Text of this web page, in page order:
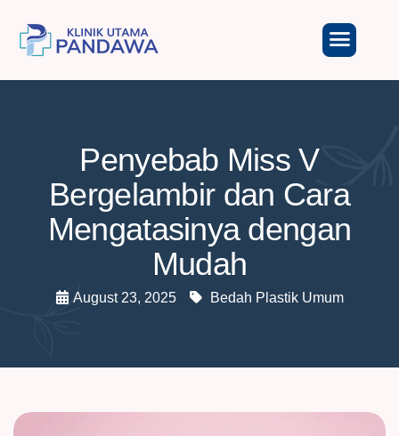
Penyebab Miss V
Bergelambir dan Cara
Mengatasinya dengan
Mudah
August 23, 2025 Bedah Plastik Umum